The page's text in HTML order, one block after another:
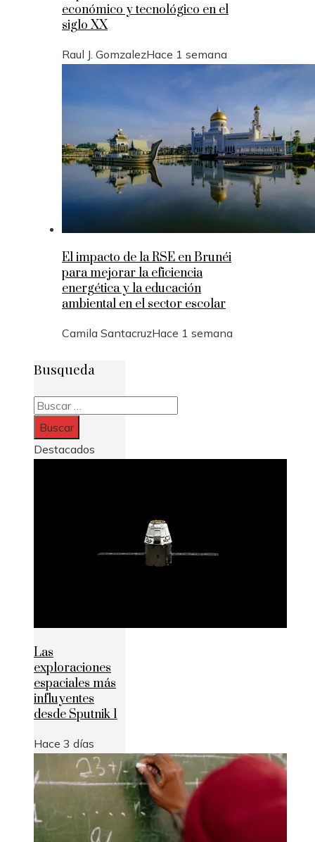
económico y tecnológico en el
siglo XX
Raul J. GomzalezHace 1 semana
El impacto de la RSE en Brunéi
para mejorar la eficiencia
energética y la educación
ambiental en el sector escolar
Camila SantacruzHace 1 semana
Busqueda
Buscar:
Destacados
Las
exploraciones
espaciales más
influyentes
desde Sputnik 1
Hace 3 días